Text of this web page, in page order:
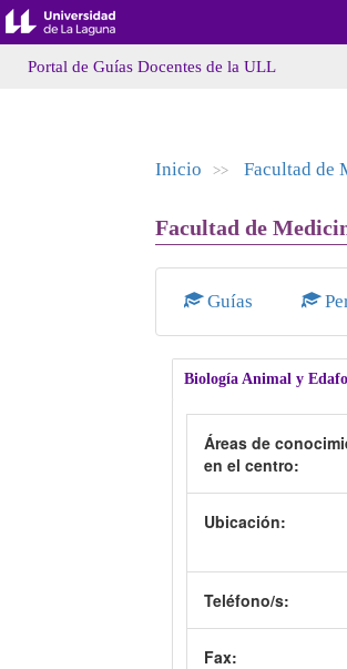
Portal de Guías Docentes de la ULL
Inicio >> Facultad de
Facultad de
Guías
Biología Animal y
Áreas de
en el centro:
Ubicación:
Teléfono/s:
Fax: